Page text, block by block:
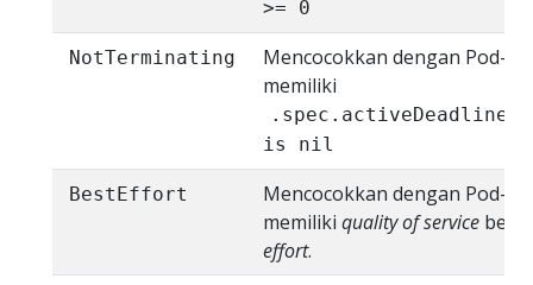
>= 0
NotTerminating
Mencocokkan dengan Pod-
memiliki
is nil
BestEffort
Mencocokkan dengan Pod-
memiliki quality of service
effort.